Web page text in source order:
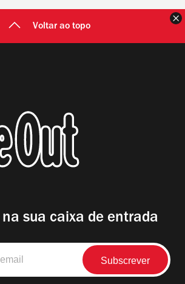
Voltar ao topo
na sua caixa de entrada